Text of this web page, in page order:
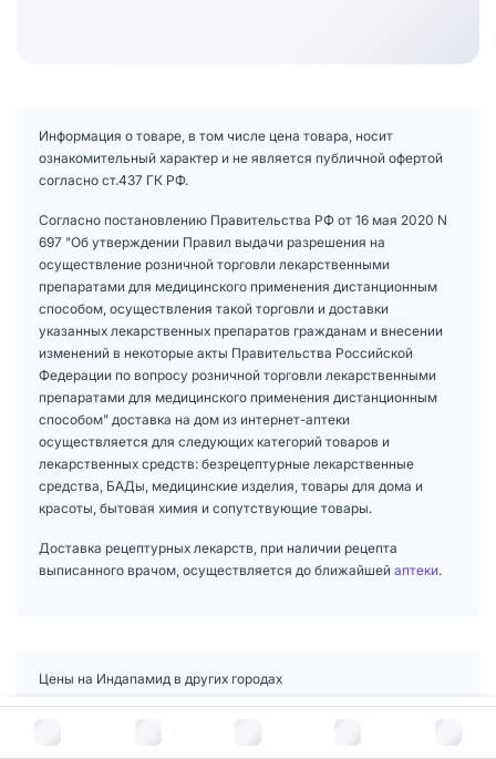
Информация о товаре, в том числе цена товара, носит
ознакомительный характер и не является публичной офертой
согласно ст.437 ГК РФ.
Согласно постановлению Правительства РФ от 16 мая 2020 N
697 "Об утверждении Правил выдачи разрешения на
осуществление розничной торговли лекарственными
препаратами для медицинского применения дистанционным
способом, осуществления такой торговли и доставки
указанных лекарственных препаратов гражданам и внесении
изменений в некоторые акты Правительства Российской
Федерации по вопросу розничной торговли лекарственными
препаратами для медицинского применения дистанционным
способом" доставка на дом из интернет-аптеки
осуществляется для следующих категорий товаров и
лекарственных средств: безрецептурные лекарственные
средства, БАДы, медицинские изделия, товары для дома и
красоты, бытовая химия и сопутствующие товары.
Доставка рецептурных лекарств, при наличии рецепта
выписанного врачом, осуществляется до ближайшей аптеки.
Цены на Индапамид в других городах
Индапамид в Новосибирске
Индапамид в Екатеринбург